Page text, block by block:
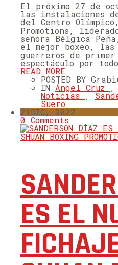
El próximo 27 de
las instalaciones
del Centro
Promotions,
señora Bélgica
el mejor boxeo, las
guerreros de
espectáculo por
READ MORE
POSTED BY
IN Ángel Cruz ,
Noticias ,
Suero
21 DIC, 2022
0 Comments
ES EL